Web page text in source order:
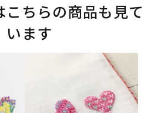
ちらの商品も見て
います